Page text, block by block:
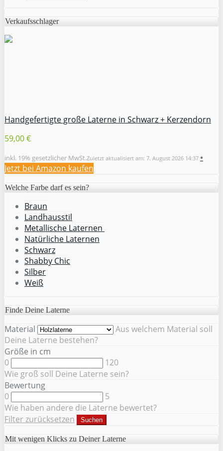
Verkaufsschlager
Handgefertigte große Laterne in Schwarz + Kerzendorn
59,00 €
inkl. 19% gesetzlicher MwSt.Zuletzt aktualisiert am: 7. August 2026 14:37 *
Jetzt bei Amazon kaufen
Welche Farbe darf es sein?
Braun
Landhausstil
Metallische Laternen
Natürliche Laternen
Schwarz
Shabby Chic
Silber
Weiß
Finde Deine Laterne
Material
Aus welchem Material soll
Deine Laterne bestehen?
Größe in cm
0
120
Wie groß soll Deine Laterne sein?
Bewertung
0
5
Wie haben andere die Laterne bewertet?
Filter zurücksetzen
Suchen
Mit wenigen Klicks zu Deiner Laterne